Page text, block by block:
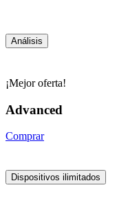
Análisis
¡Mejor oferta!
Advanced
Comprar
Dispositivos ilimitados